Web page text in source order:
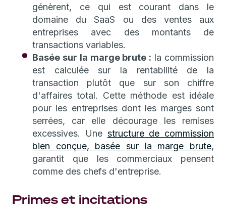
génèrent, ce qui est courant dans le
domaine du SaaS ou des ventes aux
entreprises avec des montants de
transactions variables.
Basée sur la marge brute : la commission
est calculée sur la rentabilité de la
transaction plutôt que sur son chiffre
d'affaires total. Cette méthode est idéale
pour les entreprises dont les marges sont
serrées, car elle décourage les remises
excessives. Une structure de commission
bien conçue, basée sur la marge brute,
garantit que les commerciaux pensent
comme des chefs d'entreprise.
Primes et incitations